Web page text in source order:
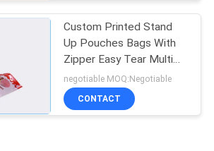
Custom Printed Stand
Up Pouches Bags With
Zipper Easy Tear Multi
Structure
negotiable MOQ:Negotiable
CONTACT